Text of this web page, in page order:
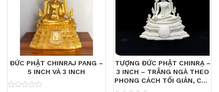
ĐỨC PHẬT CHINRAJ PANG –
5 INCH VÀ 3 INCH
TƯỢNG ĐỨC PHẬT CHINRẠ –
3 INCH – TRẮNG NGÀ THEO
PHONG CÁCH TỐI GIẢN, CAO